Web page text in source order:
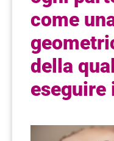
come
della
eseguire